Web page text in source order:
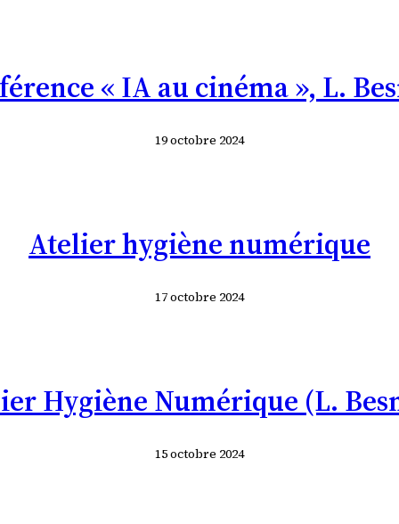
« IA au cinéma », L.
19 octobre 2024
Atelier hygiène numérique
17 octobre 2024
Hygiène Numérique (L.
15 octobre 2024